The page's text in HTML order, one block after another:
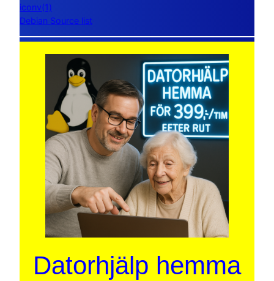
iconv(1)
Debian Source list
Datorhjälp hemma